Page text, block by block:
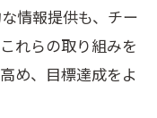
情報提供も、チー
れらの取り組みを
め、目標達成をよ